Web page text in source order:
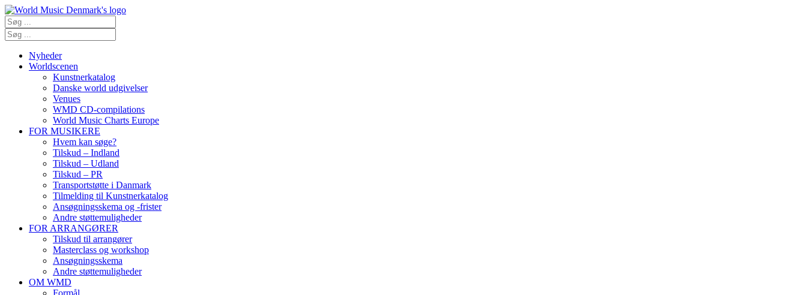
Nyheder
Worldscenen
Kunstnerkatalog
Danske world udgivelser
Venues
WMD CD-compilations
World Music Charts Europe
FOR MUSIKERE
Hvem kan søge?
Tilskud – Indland
Tilskud – Udland
Tilskud – PR
Transportstøtte i Danmark
Tilmelding til Kunstnerkatalog
Ansøgningsskema og -frister
Andre støttemuligheder
FOR ARRANGØRER
Tilskud til arrangører
Masterclass og workshop
Ansøgningsskema
Andre støttemuligheder
OM WMD
Formål